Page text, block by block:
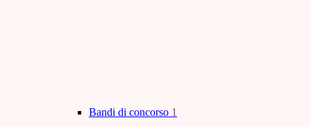
Bandi di concorso 1